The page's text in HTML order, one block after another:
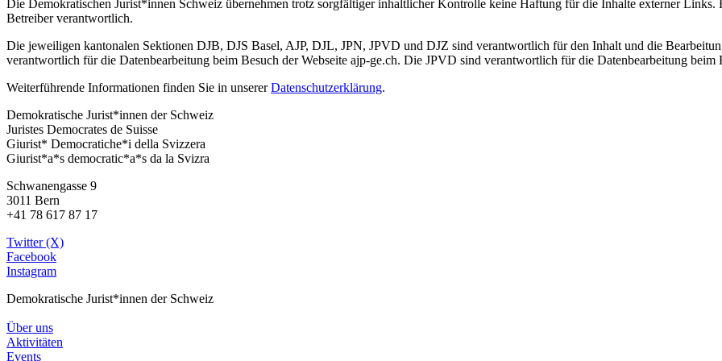
Die Demokratischen Jurist*innen Schweiz übernehmen trotz sorgfältiger inhaltlicher Kontrolle keine Haftung für die Inhalte externer Links.
Betreiber verantwortlich.
Die jeweiligen kantonalen Sektionen DJB, DJS Basel, AJP, DJL, JPN, JPVD und DJZ sind verantwortlich für den Inhalt und die
verantwortlich für die Datenbearbeitung beim Besuch der Webseite ajp-ge.ch. Die JPVD sind verantwortlich für die Datenbearbeitung beim
Weiterführende Informationen finden Sie in unsererDatenschutzerklärung.
Demokratische Jurist*innen der Schweiz
Juristes Democrates de Suisse
Giurist* Democratiche*i della Svizzera
Giurist*a*s democratic*a*s da la Svizra
Schwanengasse 9
3011 Bern
+41 78 617 87 17
Twitter (X)
Facebook
Instagram
Demokratische Jurist*innen der Schweiz
Über uns
Aktivitäten
Events